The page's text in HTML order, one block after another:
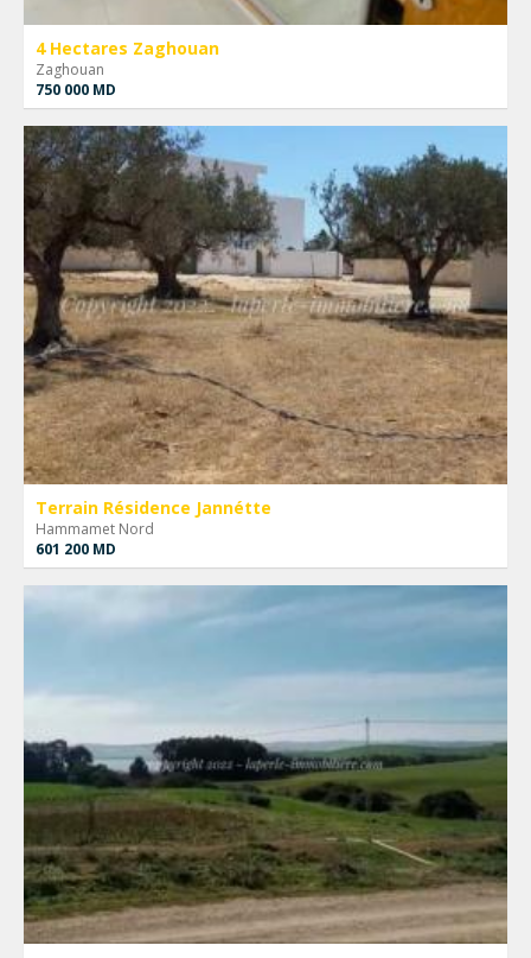
4 Hectares Zaghouan
Zaghouan
750 000 MD
Terrain Résidence Jannétte
Hammamet Nord
601 200 MD